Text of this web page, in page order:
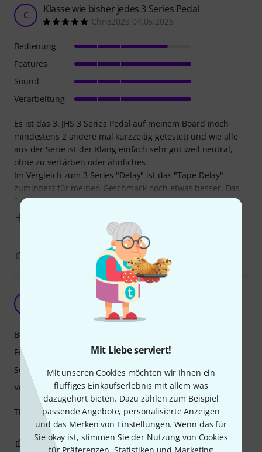
Mit Liebe serviert!
Mit unseren Cookies möchten wir Ihnen ein
fluffiges Einkaufserlebnis mit allem was
dazugehört bieten. Dazu zählen zum Beispiel
passende Angebote, personalisierte Anzeigen
und das Merken von Einstellungen. Wenn das für
Sie okay ist, stimmen Sie der Nutzung von Cookies
für Präferenzen, Statistiken und Marketing
C Klasse wie bisher jedes 3 Series Pedal
Chris2023 04.05.2025
Es ist das 3. JHS 3 Series Pedal auf meinem Board (noch
mindestens 2 andere mal kurzzeitig getestet) und wie alle
aus der Serie ist der Klang einfach sehr gut weil neutral,
ohne zu verfärben oder ähnliches.
Im Vergleich zum 3 Series "Delay" ist das "Tape Delay"
zumindest für meinen Geschmack noch etwas besser. Das
Delay ist im digitalen Modus etwas klinisch
Bedienung
Features
Sound
Verarbeitung
BEWERTUNG MELDEN
JHS is just great.
Eselsweg 13.02.2026
This pedal is great just like the other Series 3 pedals.
Bedienung
Features
Sound
Verarbeitung
1 BEWERTUNG MELDEN